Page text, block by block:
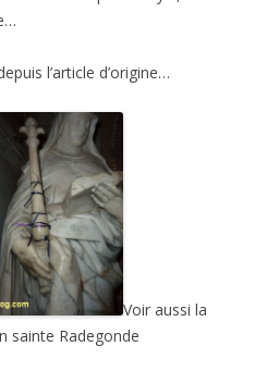
l’article d’origine…
Voir aussi la
sainte Radegonde